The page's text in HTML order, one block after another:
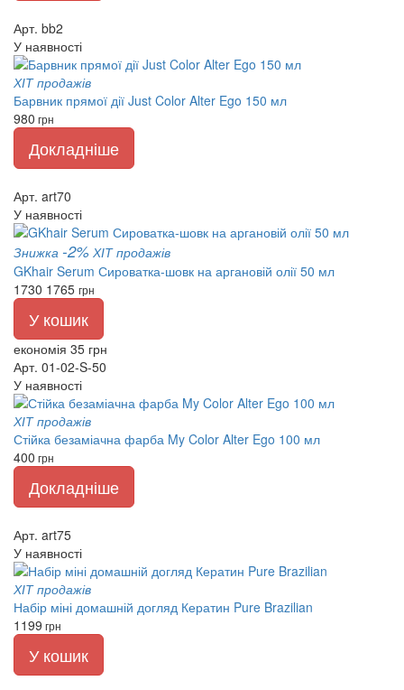
Арт. bb2
У наявності
ХІТ продажів
Барвник прямої дії Just Color Alter Ego 150 мл
980 грн
Докладніше
Арт. art70
У наявності
Знижка -2% ХІТ продажів
GKhair Serum Сироватка-шовк на аргановій олії 50 мл
1730 1765 грн
У кошик
економія 35 грн
Арт. 01-02-S-50
У наявності
ХІТ продажів
Стійка безаміачна фарба My Color Alter Ego 100 мл
400 грн
Докладніше
Арт. art75
У наявності
ХІТ продажів
Набір міні домашній догляд Кератин Pure Brazilian
1199 грн
У кошик